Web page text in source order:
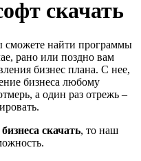
скачать
сможете найти программы
рано или поздно вам
бизнес плана. С нее,
бизнеса любому
а один раз отрежь –
скачать, то наш